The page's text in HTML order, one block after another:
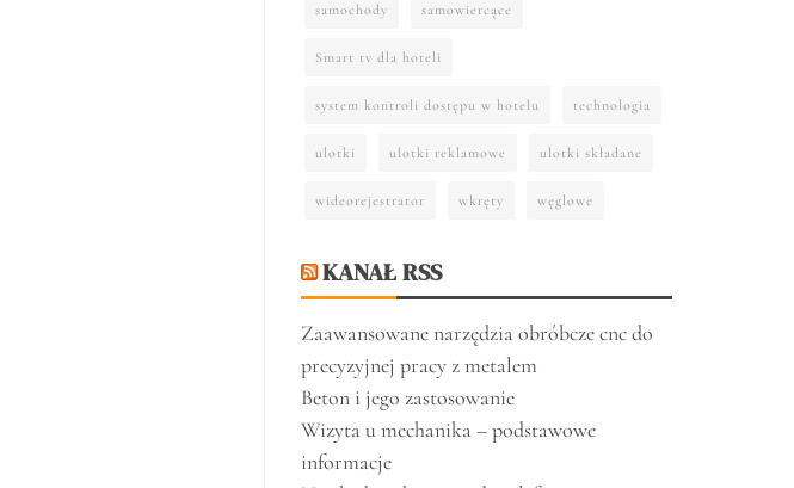
samochody samowiercące
Smart tv dla hoteli
system kontroli dostępu w hotelu technologia
ulotki ulotki reklamowe ulotki składane
wideorejestrator wkręty węglowe
KANAŁ RSS
Zaawansowane narzędzia obróbcze cnc do
precyzyjnej pracy z metalem
Beton i jego zastosowanie
Wizyta u mechanika – podstawowe
informacje